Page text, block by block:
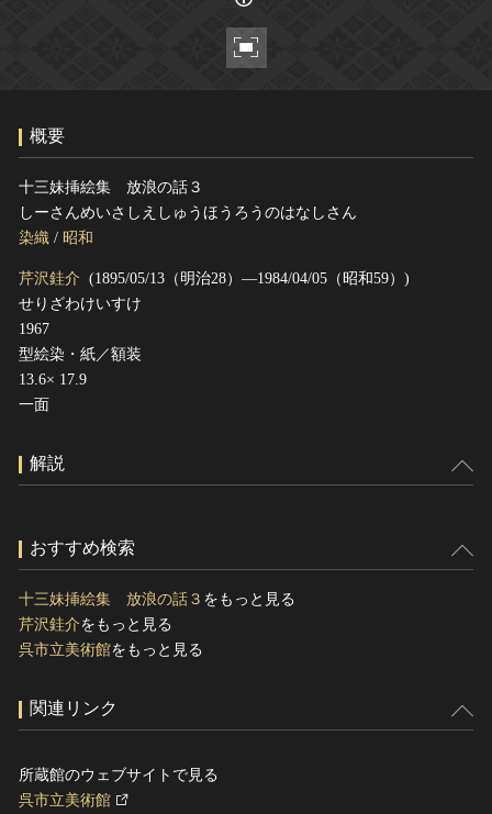
このサイトについて
サイトのご意見はこちら
文化遺産データベース
概要
十三妹挿絵集 放浪の話３
しーさんめいさしえしゅうほうろうのはなしさん
染織 / 昭和
芹沢銈介 (1895/05/13（明治28）―1984/04/05（昭和59）)
せりざわけいすけ
1967
型絵染・紙／額装
13.6× 17.9
一面
解説
おすすめ検索
十三妹挿絵集 放浪の話３ をもっと見る
芹沢銈介をもっと見る
呉市立美術館をもっと見る
関連リンク
所蔵館のウェブサイトで見る
呉市立美術館